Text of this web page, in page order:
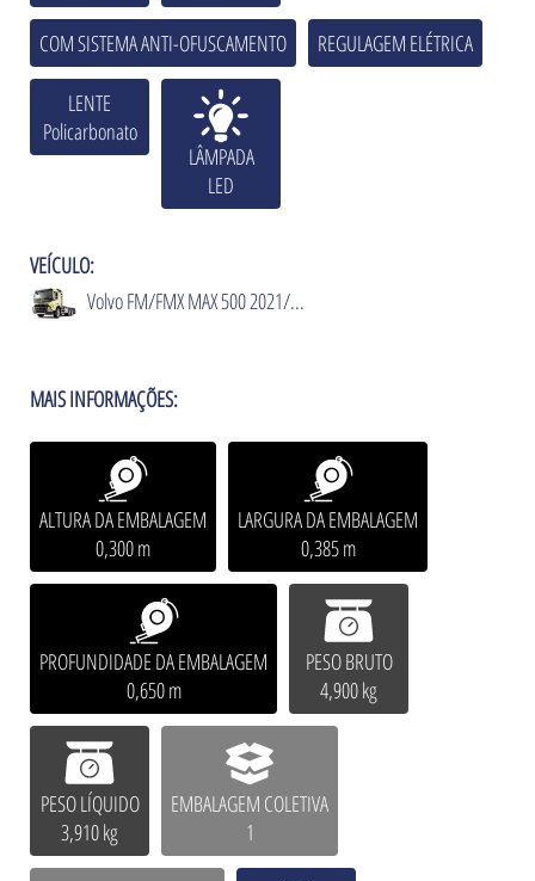
COM SISTEMA ANTI-OFUSCAMENTO REGULAGEM ELÉTRICA
LENTE
Policarbonato
LÂMPADA
LED
VEÍCULO:
Volvo FM/FMX MAX 500 2021/...
MAIS INFORMAÇÕES:
ALTURA DA EMBALAGEM
0,300 m
LARGURA DA EMBALAGEM
0,385 m
PROFUNDIDADE DA EMBALAGEM
0,650 m
PESO BRUTO
4,900 kg
PESO LÍQUIDO
3,910 kg
EMBALAGEM COLETIVA
1